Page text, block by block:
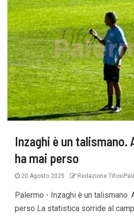
Inzaghi è un talismano.
ha mai perso
20 Agosto 2025 Redazione
Palermo - Inzaghi è un talismano.
perso La statistica sorride al